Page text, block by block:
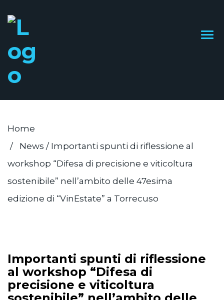
Home
News / Importanti spunti di riflessione al
workshop “Difesa di precisione e viticoltura
sostenibile” nell’ambito delle 47esima
edizione di “VinEstate” a Torrecuso
05/09/2022
Importanti spunti di riflessione
al workshop “Difesa di
precisione e viticoltura